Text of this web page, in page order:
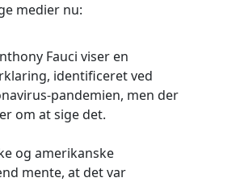
medier nu:
Fauci viser en
identificeret ved
pandemien, men der
om at sige det.
og amerikanske
mente, at det var